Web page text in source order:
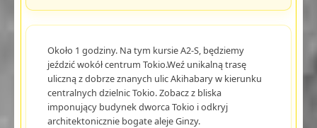
Około 1 godziny. Na tym kursie A2-S, będziemy
jeździć wokół centrum Tokio.Weź unikalną trasę
uliczną z dobrze znanych ulic Akihabary w kierunku
centralnych dzielnic Tokio. Zobacz z bliska
imponujący budynek dworca Tokio i odkryj
architektonicznie bogate aleje Ginzy.